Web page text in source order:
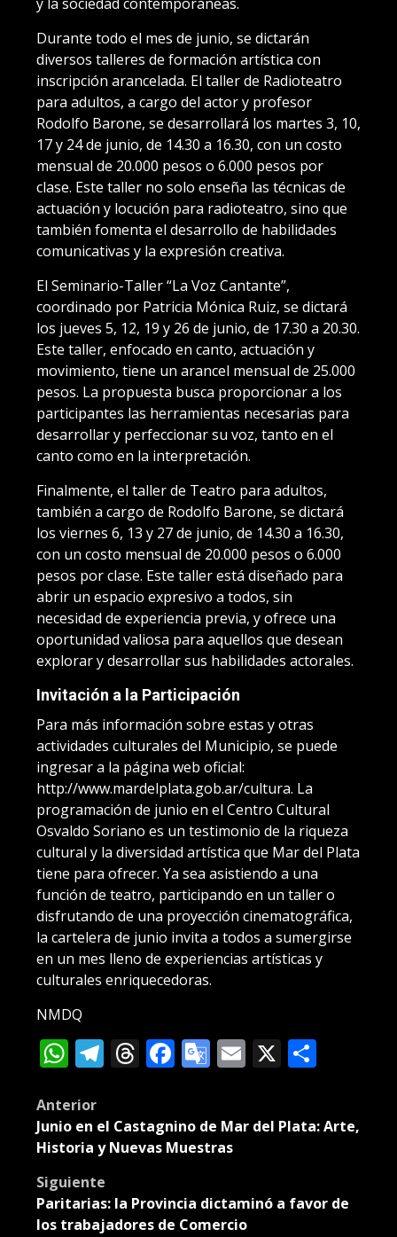
Durante todo el mes de junio, se dictarán
diversos talleres de formación artística con
inscripción arancelada. El taller de Radioteatro
para adultos, a cargo del actor y profesor
Rodolfo Barone, se desarrollará los martes 3, 10,
17 y 24 de junio, de 14.30 a 16.30, con un costo
mensual de 20.000 pesos o 6.000 pesos por
clase. Este taller no solo enseña las técnicas de
actuación y locución para radioteatro, sino que
también fomenta el desarrollo de habilidades
comunicativas y la expresión creativa.
El Seminario-Taller “La Voz Cantante”,
coordinado por Patricia Mónica Ruiz, se dictará
los jueves 5, 12, 19 y 26 de junio, de 17.30 a 20.30.
Este taller, enfocado en canto, actuación y
movimiento, tiene un arancel mensual de 25.000
pesos. La propuesta busca proporcionar a los
participantes las herramientas necesarias para
desarrollar y perfeccionar su voz, tanto en el
canto como en la interpretación.
Finalmente, el taller de Teatro para adultos,
también a cargo de Rodolfo Barone, se dictará
los viernes 6, 13 y 27 de junio, de 14.30 a 16.30,
con un costo mensual de 20.000 pesos o 6.000
pesos por clase. Este taller está diseñado para
abrir un espacio expresivo a todos, sin
necesidad de experiencia previa, y ofrece una
oportunidad valiosa para aquellos que desean
explorar y desarrollar sus habilidades actorales.
Invitación a la Participación
Para más información sobre estas y otras
actividades culturales del Municipio, se puede
ingresar a la página web oficial:
http://www.mardelplata.gob.ar/cultura. La
programación de junio en el Centro Cultural
Osvaldo Soriano es un testimonio de la riqueza
cultural y la diversidad artística que Mar del Plata
tiene para ofrecer. Ya sea asistiendo a una
función de teatro, participando en un taller o
disfrutando de una proyección cinematográfica,
la cartelera de junio invita a todos a sumergirse
en un mes lleno de experiencias artísticas y
culturales enriquecedoras.
NMDQ
WhatsApp
Telegram
Threads
Facebook
Google
Email
X
Post
navigation
Anterior
Junio en el Castagnino de Mar del Plata: Arte,
Historia y Nuevas Muestras
Siguiente
Paritarias: la Provincia dictaminó a favor de
los trabajadores de Comercio